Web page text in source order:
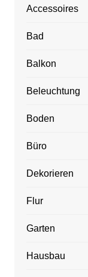
Accessoires
Bad
Balkon
Beleuchtung
Boden
Büro
Dekorieren
Flur
Garten
Hausbau